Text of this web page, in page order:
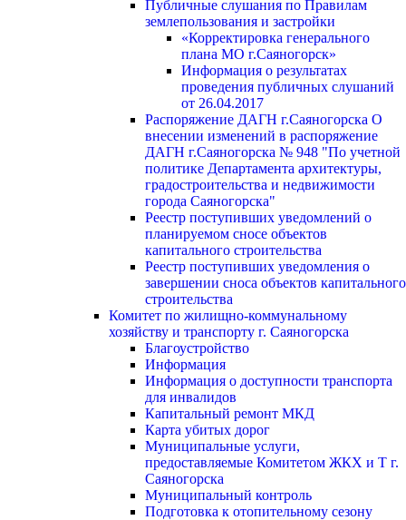
Публичные слушания по Правилам
землепользования и застройки
«Корректировка генерального
плана МО г.Саяногорск»
Информация о результатах
проведения публичных слушаний
от 26.04.2017
Распоряжение ДАГН г.Саяногорска О
внесении изменений в распоряжение
ДАГН г.Саяногорска № 948 "По учетной
политике Департамента архитектуры,
градостроительства и недвижимости
города Саяногорска"
Реестр поступивших уведомлений о
планируемом сносе объектов
капитального строительства
Реестр поступивших уведомления о
завершении сноса объектов капитального
строительства
Комитет по жилищно-коммунальному
хозяйству и транспорту г. Саяногорска
Благоустройство
Информация
Информация о доступности транспорта
для инвалидов
Капитальный ремонт МКД
Карта убитых дорог
Муниципальные услуги,
предоставляемые Комитетом ЖКХ и Т г.
Саяногорска
Муниципальный контроль
Подготовка к отопительному сезону